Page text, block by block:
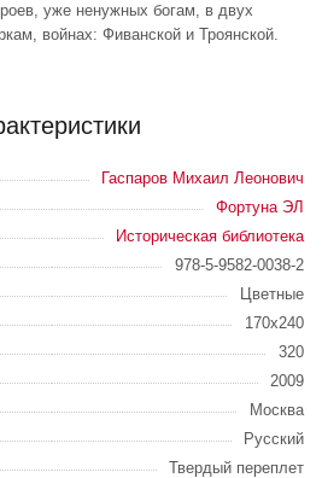
уже ненужных богам, в двух
войнах: Фиванской и Троянской.
Гаспаров Михаил Леонович
Фортуна ЭЛ
Историческая библиотека
978-5-9582-0038-2
Цветные
170x240
320
2009
Москва
Русский
Твердый переплет